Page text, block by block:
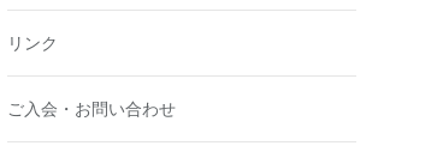
リンク
ご入会・お問い合わせ